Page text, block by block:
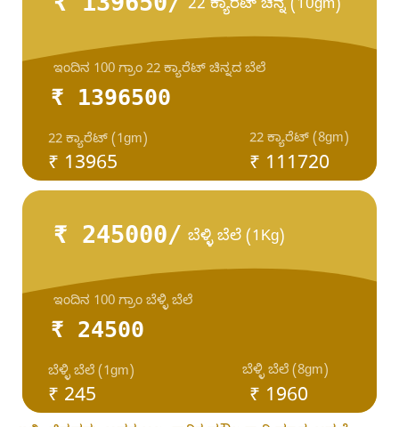
22 ಕ್ಯಾರೆಟ್ ಚಿನ್ನ (10gm)
₹ 1396500
₹ 13965
22 ಕ್ಯಾರೆಟ್ (1gm) 22 ಕ್ಯಾರೆಟ್ (8gm)
ಇಂದಿನ 100 ಗ್ರಾಂ 22 ಕ್ಯಾರೆಟ್ ಚಿನ್ನದ ಬೆಲೆ
₹ 111720
₹ 245000/ ಬೆಳ್ಳಿ ಬೆಲೆ (1Kg)
₹ 24500
₹ 245
ಬೆಳ್ಳಿ ಬೆಲೆ (1gm) ಬೆಳ್ಳಿ ಬೆಲೆ (8gm)
ಇಂದಿನ 100 ಗ್ರಾಂ ಬೆಳ್ಳಿ ಬೆಲೆ
₹ 1960